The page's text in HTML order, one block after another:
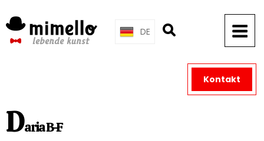
to
content
DE
Daria B-F
Kontakt